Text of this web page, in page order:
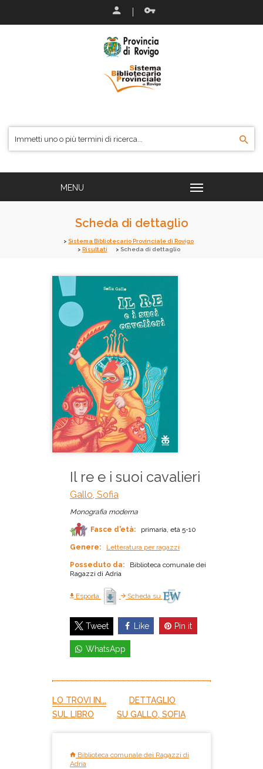
Scheda di dettaglio
Sistema Bibliotecario Provinciale di Rovigo
Risultati
Scheda di dettaglio
Il re e i suoi cavalieri
Gallo, Sofia
Monografia moderna
Fasce d'età: primaria, età 5-10
Genere: Letteratura per ragazzi
Posseduto da:
Biblioteca comunale dei
Ragazzi di Adria
Esporta Scheda su
Tweet Like Pin it
WhatsApp
LO TROVI IN...
DETTAGLIO
SUL LIBRO
SU GALLO, SOFIA
Biblioteca comunale dei Ragazzi di
Adria